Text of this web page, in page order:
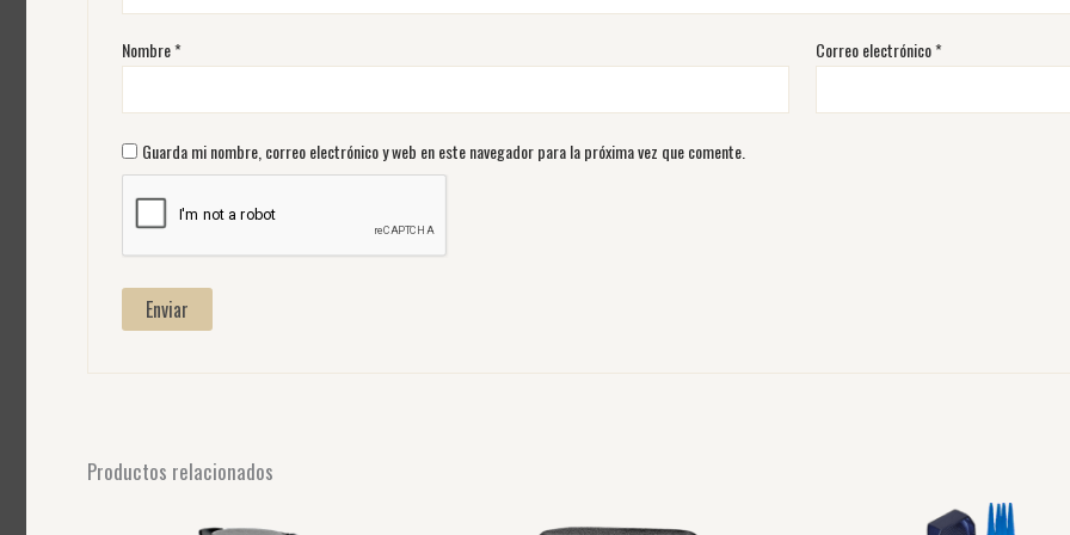
Nombre* Correo electrónico*
Guarda mi nombre, correo electrónico y web en este navegador para la próxima vez que comente.
Productos relacionados
Este